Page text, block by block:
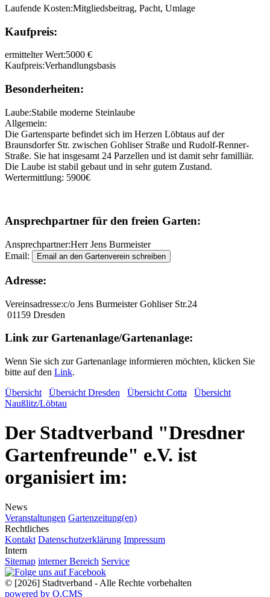
Laufende Kosten:Mitgliedsbeitrag, Pacht, Umlage
Kaufpreis:
ermittelter Wert:5000 €
Kaufpreis:Verhandlungsbasis
Besonderheiten:
Laube:Stabile moderne Steinlaube
Allgemein:
Die Gartensparte befindet sich im Herzen Löbtaus auf der
Braunsdorfer Str. zwischen Gohliser Straße und Rudolf-Renner-
Straße. Sie hat insgesamt 24 Parzellen und ist damit sehr familliär.
Die Laube ist stabil gebaut und in sehr gutem Zustand.
Wertermittlung: 5900€
Ansprechpartner für den freien Garten:
Ansprechpartner:Herr Jens Burmeister
Email:
Adresse:
Vereinsadresse:c/o Jens Burmeister Gohliser Str.24
01159 Dresden
Link zur Gartenanlage/Gartenanlage:
Wenn Sie sich zur Gartenanlage informieren möchten, klicken Sie
bitte auf den Link.
Übersicht
Übersicht Dresden Übersicht Cotta
Übersicht
Naußlitz/Löbtau
Der Stadtverband "Dresdner
Gartenfreunde" e.V. ist
organisiert im:
News
Veranstaltungen Gartenzeitung(en)
Rechtliches
Kontakt Datenschutzerklärung Impressum
Intern
Sitemap interner Bereich Service
© [2026] Stadtverband - Alle Rechte vorbehalten
powered by Q.CMS